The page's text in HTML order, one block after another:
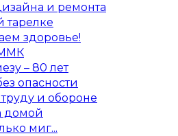
и ремонта
тарелке
здоровье!
– 80 лет
опасности
труду и обороне
домой
миг...